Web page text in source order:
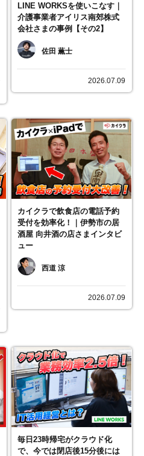
LINE WORKSを使いこなす｜
介護事業者アイリス南郊株式
会社さまの事例【その2】
佐田 薫士
2026.07.09
カイクラで飲食店の電話予約
受付を効率化！｜伊勢市の居
酒屋 向井酒の店さまインタビ
ュー
西道 涼
2026.07.09
毎日23時帰宅がクラウド化
で、今では閉店後15分後には